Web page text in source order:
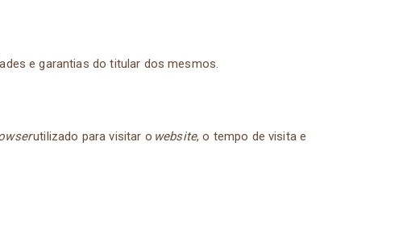
e garantias do titular dos mesmos.
utilizado para visitar o website, o tempo de visita e